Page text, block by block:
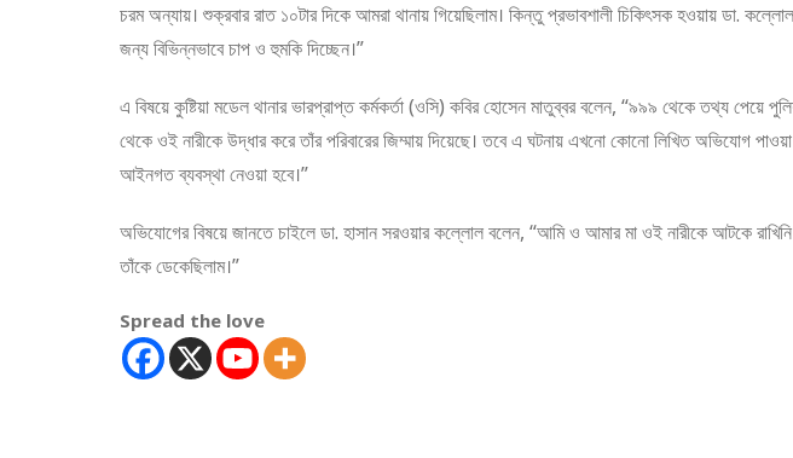
চরম অন্যায়। শুক্রবার রাত ১০টার দিকে আমরা থানায় গিয়েছিলাম। কিন্তু প্রভাবশালী চিকিৎসক হওয়ায় ডা. কল্লোল
জন্য বিভিন্নভাবে চাপ ও হুমকি দিচ্ছেন।”
এ বিষয়ে কুষ্টিয়া মডেল থানার ভারপ্রাপ্ত কর্মকর্তা (ওসি) কবির হোসেন মাতুব্বর বলেন, “৯৯৯ থেকে তথ্য পেয়ে
থেকে ওই নারীকে উদ্ধার করে তাঁর পরিবারের জিম্মায় দিয়েছে। তবে এ ঘটনায় এখনো কোনো লিখিত অভিযোগ
আইনগত ব্যবস্থা নেওয়া হবে।”
অভিযোগের বিষয়ে জানতে চাইলে ডা. হাসান সরওয়ার কল্লোল বলেন, “আমি ও আমার মা ওই নারীকে আটকে
তাঁকে ডেকেছিলাম।”
Spread the love